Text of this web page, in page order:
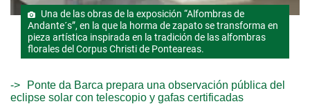
Una de las obras de la exposición “Alfombras de
Andante´s”, en la que la horma de zapato se transforma en
pieza artística inspirada en la tradición de las alfombras
florales del Corpus Christi de Ponteareas.
Ponte da Barca prepara una observación pública del
eclipse solar con telescopio y gafas certificadas